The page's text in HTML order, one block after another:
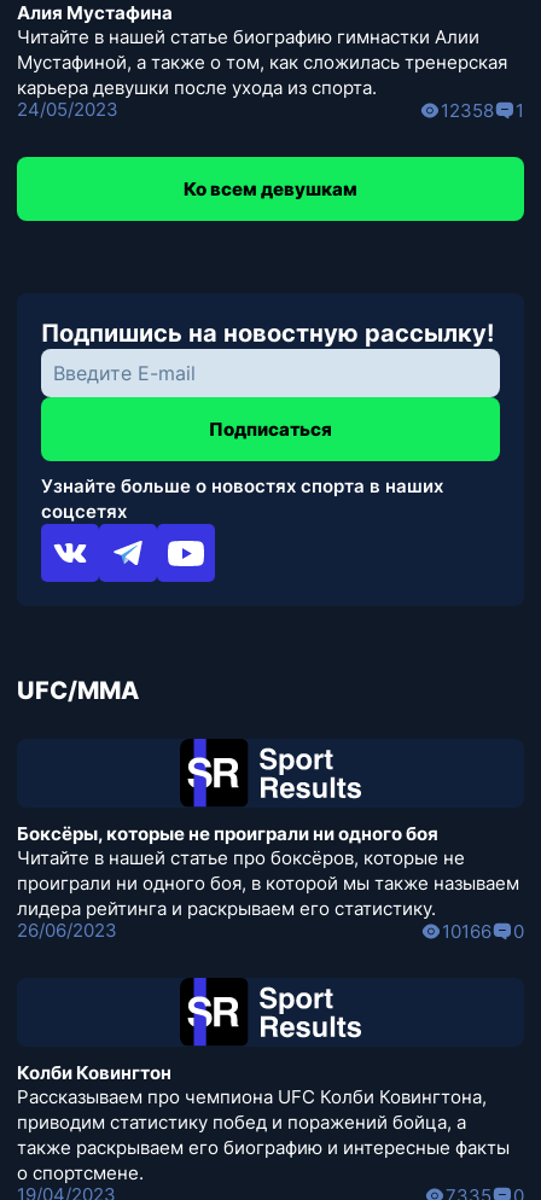
Алия Мустафина
Читайте в нашей статье биографию гимнастки Алии
Мустафиной, а также о том, как сложилась тренерская
карьера девушки после ухода из спорта.
24/05/2023
12358 1
Ко всем девушкам
Подпишись на новостную рассылку!
Подписаться
Узнайте больше о новостях спорта в наших
соцсетях
UFC/MMA
Боксёры, которые не проиграли ни одного боя
Читайте в нашей статье про боксёров, которые не
проиграли ни одного боя, в которой мы также называем
лидера рейтинга и раскрываем его статистику.
26/06/2023
10166 0
Колби Ковингтон
Рассказываем про чемпиона UFC Колби Ковингтона,
приводим статистику побед и поражений бойца, а
также раскрываем его биографию и интересные факты
о спортсмене.
19/04/2023